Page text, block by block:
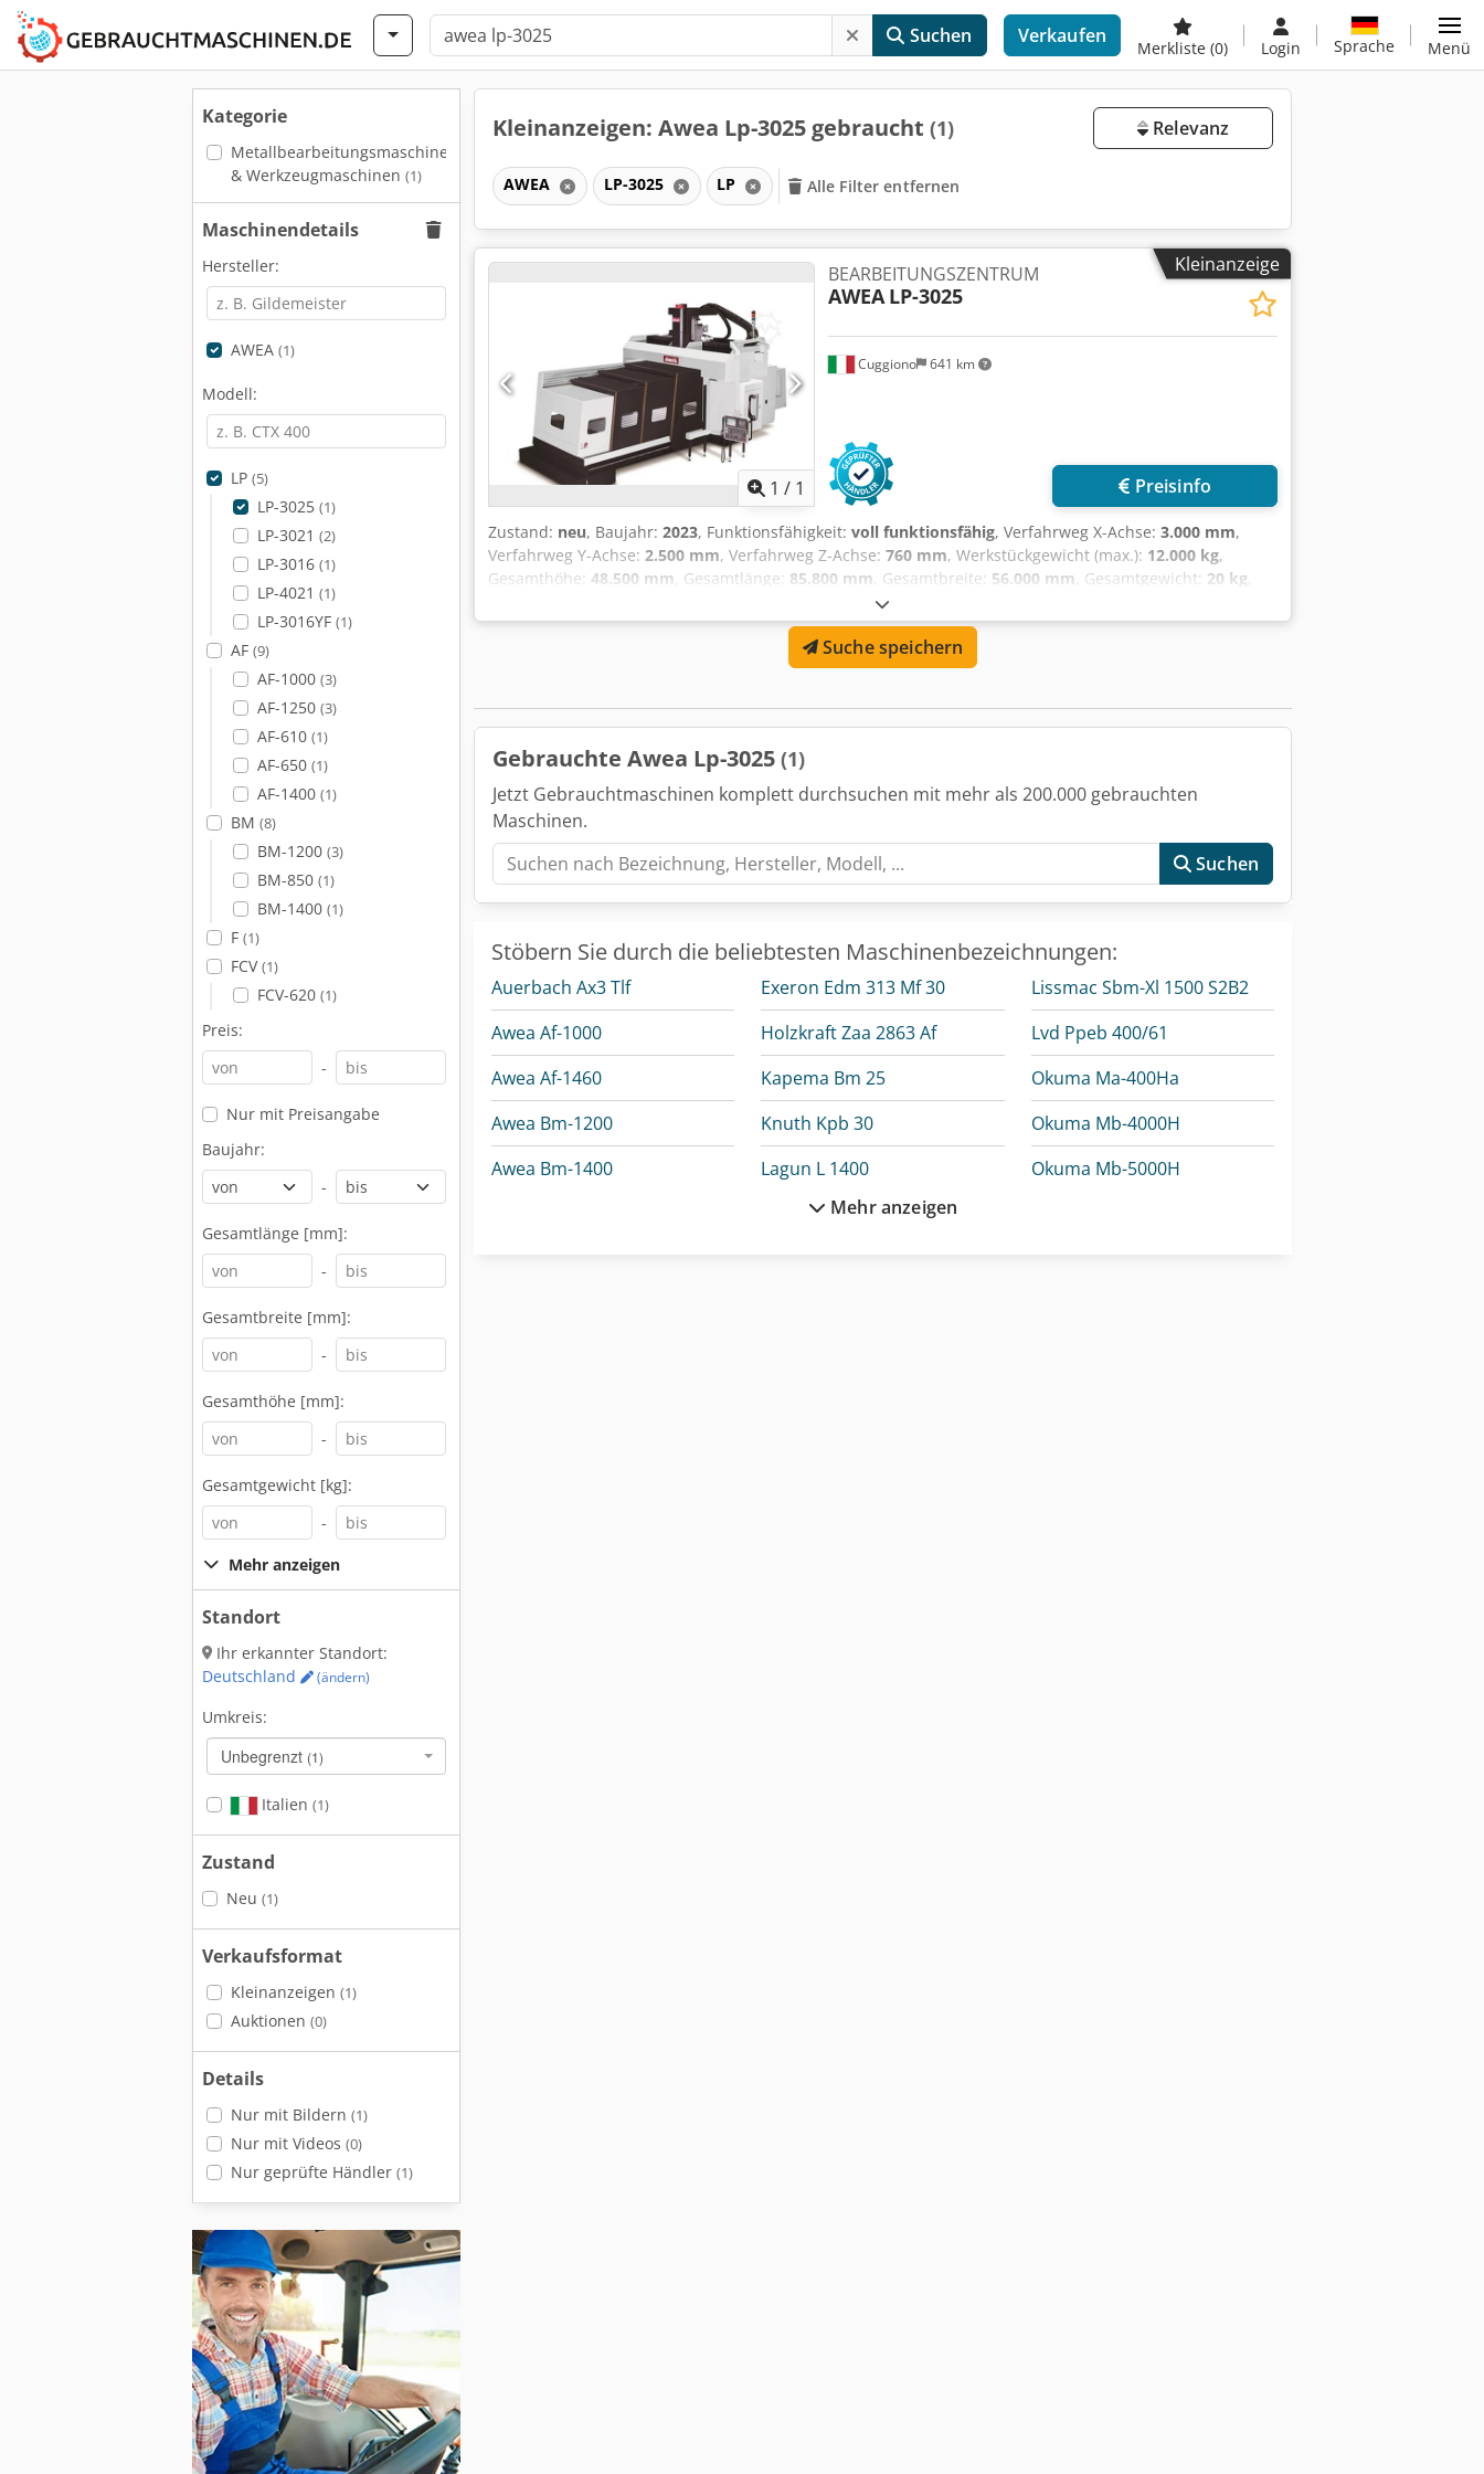
Suchen Verkaufen
Merkliste (0) Login Sprache Menü
Kategorie
Metallbearbeitungsmaschinen
& Werkzeugmaschinen (1)
Maschinendetails
Hersteller:
AWEA (1)
Modell:
LP (5)
LP-3025 (1)
LP-3021 (2)
LP-3016 (1)
LP-4021 (1)
LP-3016YF (1)
AF (9)
AF-1000 (3)
AF-1250 (3)
AF-610 (1)
AF-650 (1)
AF-1400 (1)
BM (8)
BM-1200 (3)
BM-850 (1)
BM-1400 (1)
F (1)
FCV(1)
FCV-620 (1)
Preis:
-
Nur mit Preisangabe
Baujahr:
-
Gesamtlänge [mm]:
-
Gesamtbreite [mm]:
-
Gesamthöhe [mm]:
-
Gesamtgewicht [kg]:
-
Mehr anzeigen
Standort
Ihr erkannter Standort:
Deutschland
(ändern)
Umkreis:
Unbegrenzt (1)
Italien (1)
Zustand
Neu (1)
Verkaufsformat
Kleinanzeigen (1)
Auktionen (0)
Details
Nur mit Bildern (1)
Nur mit Videos (0)
Nur geprüfte Händler (1)
Kleinanzeigen: Awea Lp-3025 gebraucht (1) Relevanz
AWEA LP-3025 LP Alle Filter entfernen
Kleinanzeige
1 / 1
Cuggiono 641 km
BEARBEITUNGSZENTRUM
AWEA LP-3025
Preisinfo
Zustand: neu, Baujahr: 2023, Funktionsfähigkeit: voll funktionsfähig, Verfahrweg X-Achse: 3.000 mm,
Verfahrweg Y-Achse: 2.500 mm, Verfahrweg Z-Achse: 760 mm, Werkstückgewicht (max.): 12.000 kg,
Gesamthöhe: 48.500 mm , Gesamtlänge: 85.800 mm , Gesamtbreite: 56.000 mm , Gesamtgewicht: 20 kg
, Abstand Tischmitte zu Spindelnase:
Achse:15 m/min, Eilgang X-Achse:20 m/min, Eilgang Y-Achse:15 m/min, Spindelnase:ISO 50,
, Spindeldrehzahl (min.):10 U/min
Dokumentation/Handbuch, Drehzahl stufenlos einstellbar
Suche speichern
Gebrauchte Awea Lp-3025 (1)
Jetzt Gebrauchtmaschinen komplett durchsuchen mit mehr als 200.000 gebrauchten
Maschinen.
Suchen
Stöbern Sie durch die beliebtesten Maschinenbezeichnungen:
Auerbach Ax3 Tlf
Awea Af-1000
Awea Af-1460
Awea Bm-1200
Awea Bm-1400
Exeron Edm 313 Mf 30
Holzkraft Zaa 2863 Af
Kapema Bm 25
Knuth Kpb 30
Lagun L 1400
Lagun L 2000
Lissmac Sbm-Xl 1500 S2B2
Lvd Ppeb 400/61
Okuma Ma-400Ha
Okuma Mb-4000H
Okuma Mb-5000H
Mehr anzeigen